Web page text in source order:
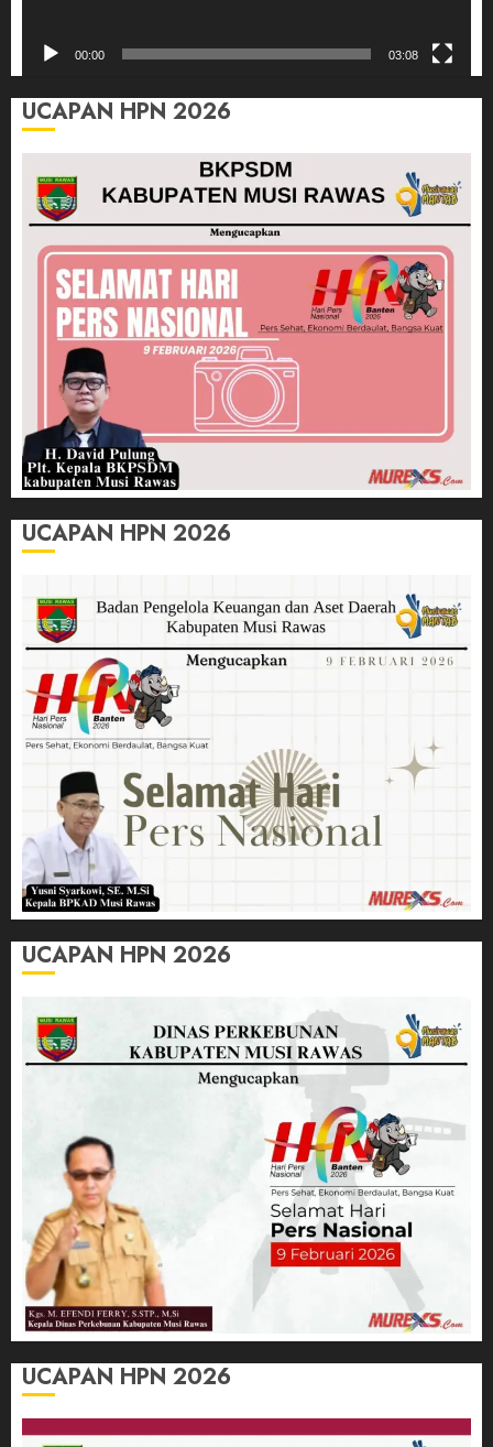
00:00 03:08
UCAPAN HPN 2026
UCAPAN HPN 2026
UCAPAN HPN 2026
UCAPAN HPN 2026